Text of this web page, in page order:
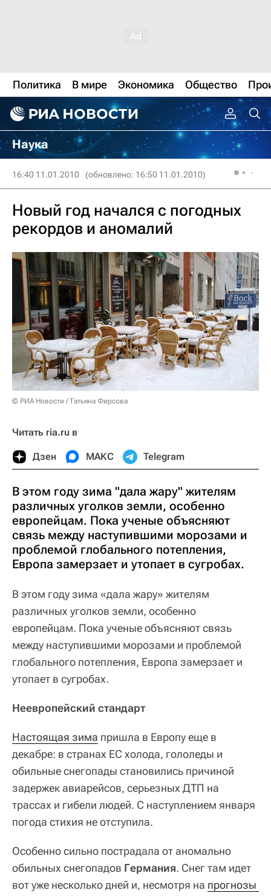
Политика В мире Экономика Общество
Наука
16:40 11.01.2010 (обновлено: 16:50 11.01.2010)
Новый год начался с погодных
рекордов и аномалий
© РИА Новости / Татьяна Фирсова
Читать ria.ru в
Дзен МАКС Telegram
В этом году зима "дала жару" жителям
различных уголков земли, особенно
европейцам. Пока ученые объясняют
связь между наступившими морозами и
проблемой глобального потепления,
Европа замерзает и утопает в сугробах.
В этом году зима «дала жару» жителям
различных уголков земли, особенно
европейцам. Пока ученые объясняют связь
между наступившими морозами и проблемой
глобального потепления, Европа замерзает и
утопает в сугробах.
Неевропейский стандарт
Настоящая зима пришла в Европу еще в
декабре: в странах ЕС холода, гололеды и
обильные снегопады становились причиной
задержек авиарейсов, серьезных ДТП на
трассах и гибели людей. С наступлением января
погода стихия не отступила.
Особенно сильно пострадала от аномально
обильных снегопадов Германия. Снег там идет
вот уже несколько дней и, несмотря на прогнозы